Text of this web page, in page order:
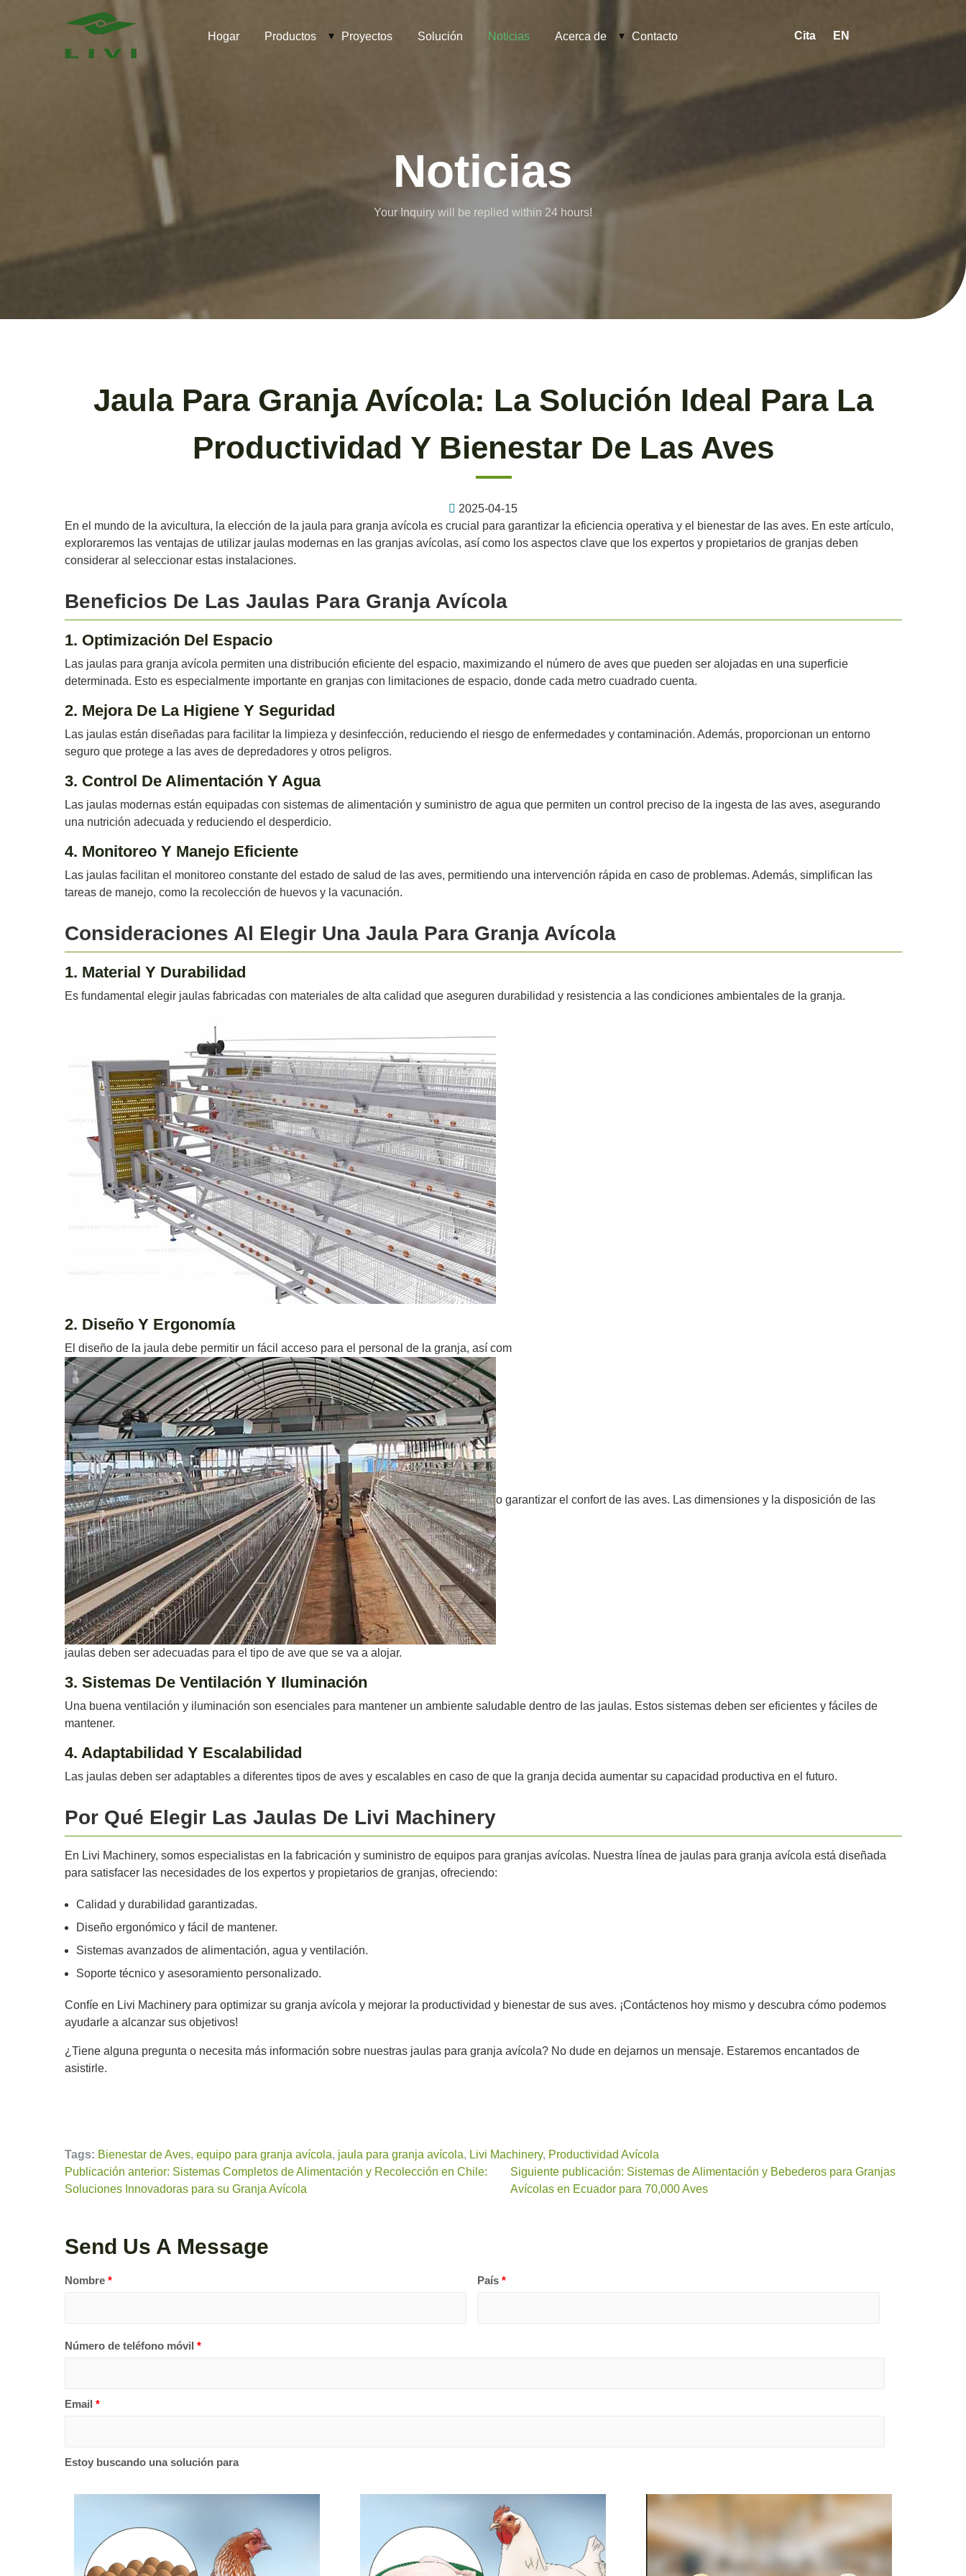
Hogar Productos Proyectos Solución Noticias Acerca de Contacto Cita EN
Noticias
Your Inquiry will be replied within 24 hours!
Jaula Para Granja Avícola: La Solución Ideal Para La
Productividad Y Bienestar De Las Aves
2025-04-15
En el mundo de la avicultura, la elección de la jaula para granja avícola es crucial para garantizar la eficiencia operativa y el bienestar de las aves. En este artículo,
exploraremos las ventajas de utilizar jaulas modernas en las granjas avícolas, así como los aspectos clave que los expertos y propietarios de granjas deben
considerar al seleccionar estas instalaciones.
Beneficios De Las Jaulas Para Granja Avícola
1. Optimización Del Espacio
Las jaulas para granja avícola permiten una distribución eficiente del espacio, maximizando el número de aves que pueden ser alojadas en una superficie
determinada. Esto es especialmente importante en granjas con limitaciones de espacio, donde cada metro cuadrado cuenta.
2. Mejora De La Higiene Y Seguridad
Las jaulas están diseñadas para facilitar la limpieza y desinfección, reduciendo el riesgo de enfermedades y contaminación. Además, proporcionan un entorno
seguro que protege a las aves de depredadores y otros peligros.
3. Control De Alimentación Y Agua
Las jaulas modernas están equipadas con sistemas de alimentación y suministro de agua que permiten un control preciso de la ingesta de las aves, asegurando
una nutrición adecuada y reduciendo el desperdicio.
4. Monitoreo Y Manejo Eficiente
Las jaulas facilitan el monitoreo constante del estado de salud de las aves, permitiendo una intervención rápida en caso de problemas. Además, simplifican las
tareas de manejo, como la recolección de huevos y la vacunación.
Consideraciones Al Elegir Una Jaula Para Granja Avícola
1. Material Y Durabilidad
Es fundamental elegir jaulas fabricadas con materiales de alta calidad que aseguren durabilidad y resistencia a las condiciones ambientales de la granja.
2. Diseño Y Ergonomía
El diseño de la jaula debe permitir un fácil acceso para el personal de la granja, así com
o garantizar el confort de las aves. Las dimensiones y la disposición de las
jaulas deben ser adecuadas para el tipo de ave que se va a alojar.
3. Sistemas De Ventilación Y Iluminación
Una buena ventilación y iluminación son esenciales para mantener un ambiente saludable dentro de las jaulas. Estos sistemas deben ser eficientes y fáciles de
mantener.
4. Adaptabilidad Y Escalabilidad
Las jaulas deben ser adaptables a diferentes tipos de aves y escalables en caso de que la granja decida aumentar su capacidad productiva en el futuro.
Por Qué Elegir Las Jaulas De Livi Machinery
En Livi Machinery, somos especialistas en la fabricación y suministro de equipos para granjas avícolas. Nuestra línea de jaulas para granja avícola está diseñada
para satisfacer las necesidades de los expertos y propietarios de granjas, ofreciendo:
Calidad y durabilidad garantizadas.
Diseño ergonómico y fácil de mantener.
Sistemas avanzados de alimentación, agua y ventilación.
Soporte técnico y asesoramiento personalizado.
Confíe en Livi Machinery para optimizar su granja avícola y mejorar la productividad y bienestar de sus aves. ¡Contáctenos hoy mismo y descubra cómo podemos
ayudarle a alcanzar sus objetivos!
¿Tiene alguna pregunta o necesita más información sobre nuestras jaulas para granja avícola? No dude en dejarnos un mensaje. Estaremos encantados de
asistirle.
Tags: Bienestar de Aves, equipo para granja avícola, jaula para granja avícola, Livi Machinery, Productividad Avícola
Publicación anterior: Sistemas Completos de Alimentación y Recolección en Chile:
Soluciones Innovadoras para su Granja Avícola
Siguiente publicación: Sistemas de Alimentación y Bebederos para Granjas
Avícolas en Ecuador para 70,000 Aves
Send Us A Message
Nombre * País*
Número de teléfono móvil *
Email *
Estoy buscando una solución para